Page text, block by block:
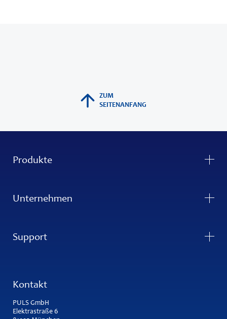
ZUM
SEITENANFANG
Produkte
Unternehmen
Support
Kontakt
PULS GmbH
Elektrastraße 6